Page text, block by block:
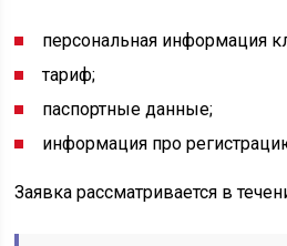
персональная информация
тариф;
паспортные данные;
информация про
Заявка рассматривается в